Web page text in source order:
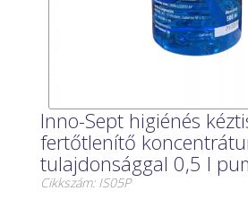
Inno-Sept higiénés
fertőtlenítő
tulajdonsággal 0,5 l
Cikkszám: IS05P